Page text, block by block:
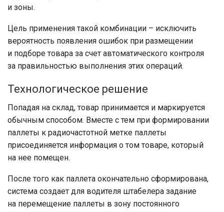
и зоны.
Цель применения такой комбинации – исключить
вероятность появления ошибок при размещении
и подборе товара за счет автоматического контроля
за правильностью выполнения этих операций.
Технологическое решение
Попадая на склад, товар принимается и маркируется
обычным способом. Вместе с тем при формировании
паллеты к радиочастотной метке паллеты
присоединяется информация о том товаре, который
на нее помещен.
После того как паллета окончательно сформирована,
система создает для водителя штабелера задание
на перемещение паллеты в зону постоянного